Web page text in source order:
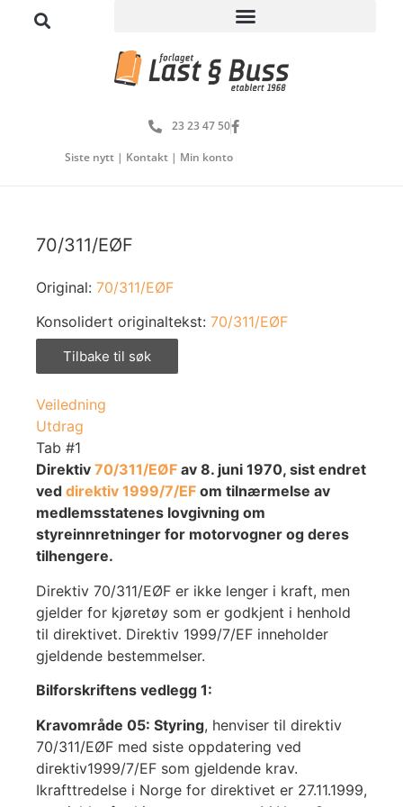
23 23 47 50
Siste nytt | Kontakt | Min konto
70/311/EØF
Original: 70/311/EØF
Konsolidert originaltekst: 70/311/EØF
Tilbake til søk
Veiledning
Utdrag
Tab #1
Direktiv 70/311/EØF av 8. juni 1970, sist endret
ved direktiv 1999/7/EF om tilnærmelse av
medlemsstatenes lovgivning om
styreinnretninger for motorvogner og deres
tilhengere.
Direktiv 70/311/EØF er ikke lenger i kraft, men
gjelder for kjøretøy som er godkjent i henhold
til direktivet. Direktiv 1999/7/EF inneholder
gjeldende bestemmelser.
Bilforskriftens vedlegg 1:
Kravområde 05: Styring, henviser til direktiv
70/311/EØF med siste oppdatering ved
direktiv1999/7/EF som gjeldende krav.
Ikrafttredelse i Norge for direktivet er 27.11.1999,